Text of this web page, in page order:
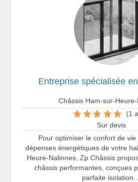
Entreprise spécialisée
Châssis Ham-sur-
(1
Sur devis
Pour optimiser le confort de
dépenses énergétiques de votre
Heure-Nalinnes, Zp Châssis
châssis performantes, conçues
parfaite isolation…